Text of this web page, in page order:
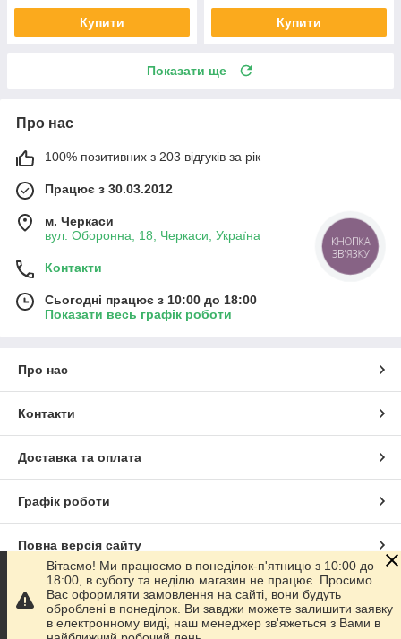
Купити Купити
Показати ще
Про нас
100% позитивних з 203 відгуків за рік
Працює з 30.03.2012
м. Черкаси
вул. Оборонна, 18, Черкаси, Україна
Контакти
Сьогодні працює з 10:00 до 18:00
Показати весь графік роботи
Про нас
Контакти
Доставка та оплата
Графік роботи
Повна версія сайту
Сайт створено на маркетплейсіProm.ua
Політика конфіденційності
Вітаємо! Ми працюємо в понеділок-п'ятницю з 10:00 до
18:00, в суботу та неділю магазин не працює. Просимо
Вас оформляти замовлення на сайті, вони будуть
оброблені в понеділок. Ви завджи можете залишити заявку
в електронному виді, наш менеджер зв'яжеться з Вами в
КНОПКА
ЗВ'ЯЗКУ